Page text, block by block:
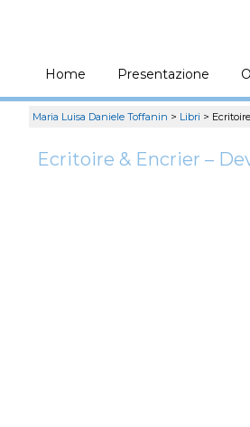
Home Presentazione
Maria Luisa Daniele Toffanin > Libri >
Ecritoire & Encrier –